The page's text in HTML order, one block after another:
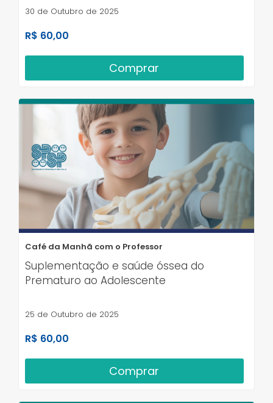
30 de Outubro de 2025
R$ 60,00
Comprar
Café da Manhã com o Professor
Suplementação e saúde óssea do
Prematuro ao Adolescente
25 de Outubro de 2025
R$ 60,00
Comprar